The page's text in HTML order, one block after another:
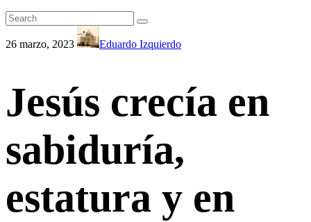
26 marzo, 2023 Eduardo Izquierdo
Jesús crecía en
sabiduría,
estatura y en